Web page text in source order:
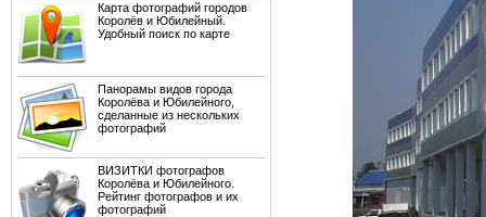
Карта фотографий городов
Королёв и Юбилейный.
Удобный поиск по карте
Панорамы видов города
Королёва и Юбилейного,
сделанные из нескольких
фотографий
ВИЗИТКИ фотографов
Королёва и Юбилейного.
Рейтинг фотографов и их
фотографий